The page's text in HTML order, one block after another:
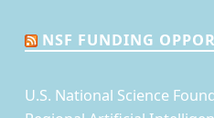
NSF FUNDING
U.S. National Science